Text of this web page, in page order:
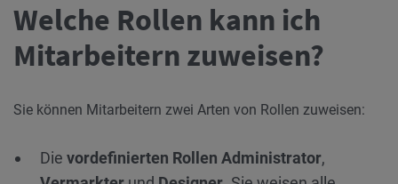
Welche Rollen kann ich
Mitarbeitern zuweisen?
Sie können Mitarbeitern zwei Arten von Rollen zuweisen:
Die vordefinierten Rollen Administrator,